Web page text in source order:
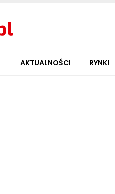
AKTUALNOŚCI RYNKI